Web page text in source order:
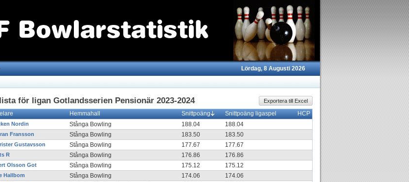
Lördag, 8 Augusti 2026
Exportera till Excel
för ligan Gotlandsserien Pensionär 2023-2024
Hemmahall Snittpoäng Snittpoäng ligaspel
HCP
Nordin Stånga Bowling 188.04
188.04
Fransson Stånga Bowling 183.50
183.50
Gustavsson Stånga Bowling 177.67
177.67
R Stånga Bowling 176.86
176.86
Olsson Got Stånga Bowling 175.12
175.12
Hallbom Stånga Bowling 174.06
174.06